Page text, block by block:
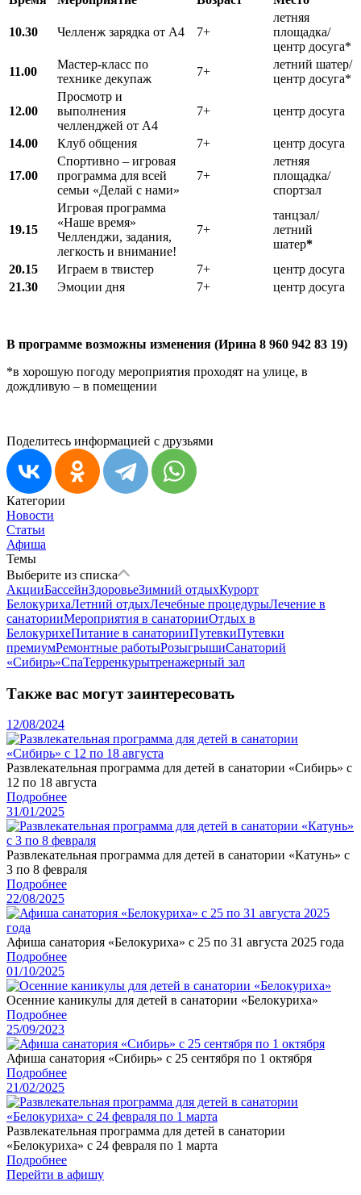
10.30 Челленж зарядка от А4 7+
летняя
площадка/
центр досуга*
11.00
Мастер-класс по
технике декупаж
7+
летний шатер/
центр досуга*
12.00
Просмотр и
выполнения
челленджей от А4
7+ центр досуга
14.00 Клуб общения 7+ центр досуга
17.00
Спортивно – игровая
программа для всей
семьи «Делай с нами»
7+
летняя
площадка/
спортзал
19.15
Игровая программа
«Наше время»
Челленджи, задания,
легкость и внимание!
7+
танцзал/
летний
шатер*
20.15
Играем в твистер 7+
центр досуга
21.30
Эмоции дня 7+ центр досуга
В программе возможны изменения (Ирина 8 960 942 83 19)
*в хорошую погоду мероприятия проходят на улице, в
дождливую – в помещении
Поделитесь информацией с друзьями
Категории
Новости
Статьи
Афиша
Темы
Выберите из списка
АкцииБассейнЗдоровьеЗимний отдыхКурорт
БелокурихаЛетний отдыхЛечебные процедурыЛечение в
санаторииМероприятия в санаторииОтдых в
БелокурихеПитание в санаторииПутевкиПутевки
премиумРемонтные работыРозыгрышиСанаторий
«Сибирь»СпаТерренкурытренажерный зал
Также вас могут заинтересовать
12/08/2024
Развлекательная программа для детей в санатории «Сибирь» с
12 по 18 августа
Подробнее
31/01/2025
Развлекательная программа для детей в санатории «Катунь» с
3 по 8 февраля
Подробнее
22/08/2025
Афиша санатория «Белокуриха» с 25 по 31 августа 2025 года
Подробнее
01/10/2025
Осенние каникулы для детей в санатории «Белокуриха»
Подробнее
25/09/2023
Афиша санатория «Сибирь» с 25 сентября по 1 октября
Подробнее
21/02/2025
Развлекательная программа для детей в санатории
«Белокуриха» с 24 февраля по 1 марта
Подробнее
Перейти в афишу